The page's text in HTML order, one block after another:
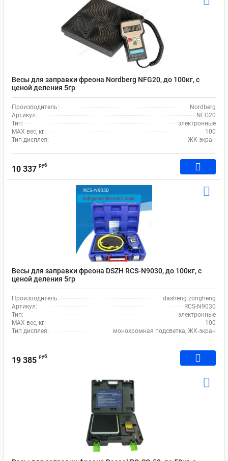
Весы для заправки фреона Nordberg NFG20, до 100кг, с
ценой деления 5гр
Производитель:
Nordberg
Артикул:
NFG20
Тип:
электронные
MAX вес, кг:
100
Тип дисплея:
ЖК-экран
10 337 руб
Весы для заправки фреона DSZH RCS-N9030, до 100кг, с
ценой деления 5гр
Производитель:
dasheng zongheng
Артикул:
RCS-N9030
Тип:
электронные
MAX вес, кг:
100
Тип дисплея:
монохромная подсветка, ЖК-экран
19 385 руб